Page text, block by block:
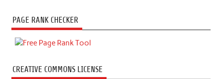
PAGE RANK CHECKER
CREATIVE COMMONS LICENSE